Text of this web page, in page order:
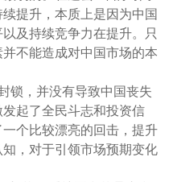
提升，本质上是因为中国
及持续竞争力在提升。只
不能造成对中国市场的本
锁，并没有导致中国丧失
起了全民斗志和投资信
个比较漂亮的回击，提升
，对于引领市场预期变化